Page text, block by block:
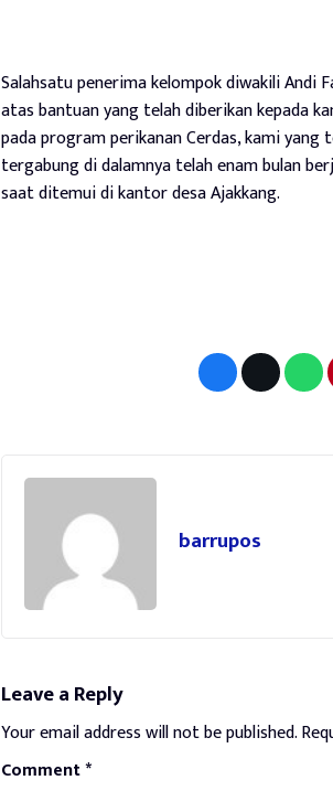
Salahsatu penerima kelompok diwakili Andi
atas bantuan yang telah diberikan kepada
pada program perikanan Cerdas, kami
tergabung di dalamnya telah enam bulan
saat ditemui di kantor desa Ajakkang.
barrupos
Leave a Reply
Your email address will not be published.
Comment*